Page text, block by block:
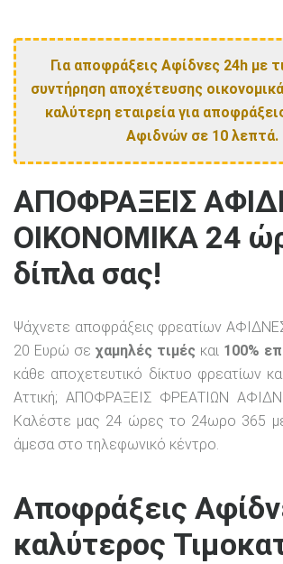
Για αποφράξεις Αφίδνες 24h με
συντήρηση αποχέτευσης
καλύτερη εταιρεία για
Αφιδνών σε 10 λεπτά.
ΑΠΟΦΡΑΞΕΙΣ
ΟΙΚΟΝΟΜΙΚΑ 24
δίπλα σας!
Ψάχνετε αποφράξεις φρεατίων
20 Ευρώ σε χαμηλές τιμές και 100%
κάθε αποχετευτικό δίκτυο φρεατίων
Αττική; ΑΠΟΦΡΑΞΕΙΣ ΦΡΕΑΤΙΩΝ
Καλέστε μας 24 ώρες το 24ωρο 365
άμεσα στο τηλεφωνικό κέντρο.
Αποφράξεις
καλύτερος